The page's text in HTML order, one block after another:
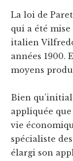
La loi de
qui a été
italien
années 1900.
moyens
Bien
appliquée
vie
spécialiste
élargi son